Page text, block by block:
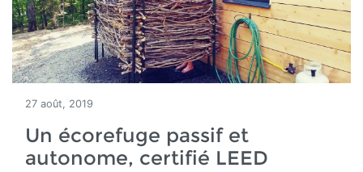
27 août, 2019
Un écorefuge passif et
autonome, certifié LEED